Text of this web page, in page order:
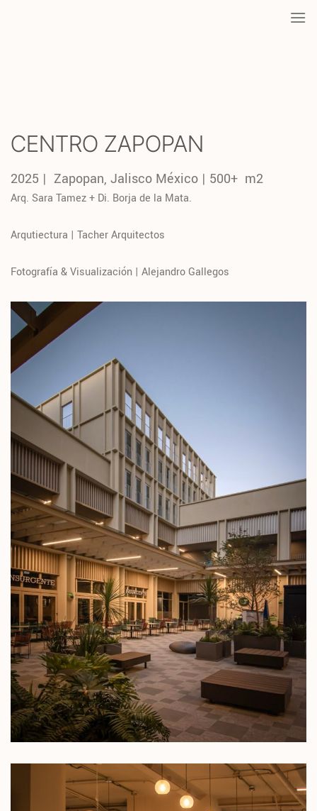
CENTRO ZAPOPAN
2025 | Zapopan, Jalisco México | 500+ m2
Arq. Sara Tamez + Di. Borja de la Mata.
Arqutiectura | Tacher Arquitectos
Fotografía & Visualización | Alejandro Gallegos